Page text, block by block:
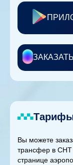
Вы можете
трансфер в СНТ
странице